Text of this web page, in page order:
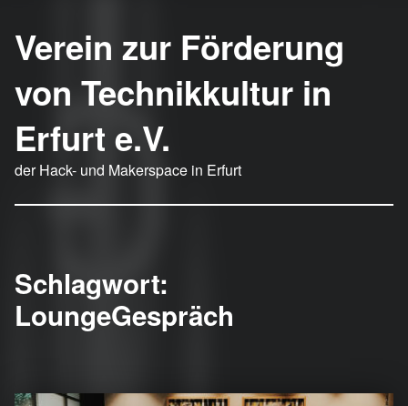
Verein zur Förderung
von Technikkultur in
Erfurt e.V.
der Hack- und Makerspace in Erfurt
Schlagwort:
LoungeGespräch